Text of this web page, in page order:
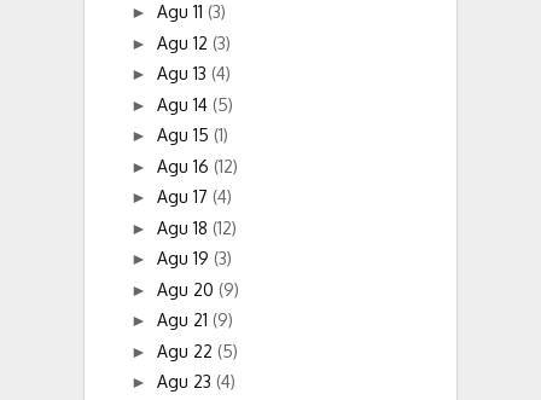
► Agu 11 (3)
► Agu 12 (3)
► Agu 13 (4)
► Agu 14 (5)
► Agu 15 (1)
► Agu 16 (12)
► Agu 17 (4)
► Agu 18 (12)
► Agu 19 (3)
► Agu 20 (9)
► Agu 21 (9)
► Agu 22 (5)
► Agu 23 (4)